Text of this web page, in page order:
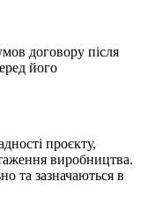
договору після
його
проєкту,
виробництва.
та зазначаються в